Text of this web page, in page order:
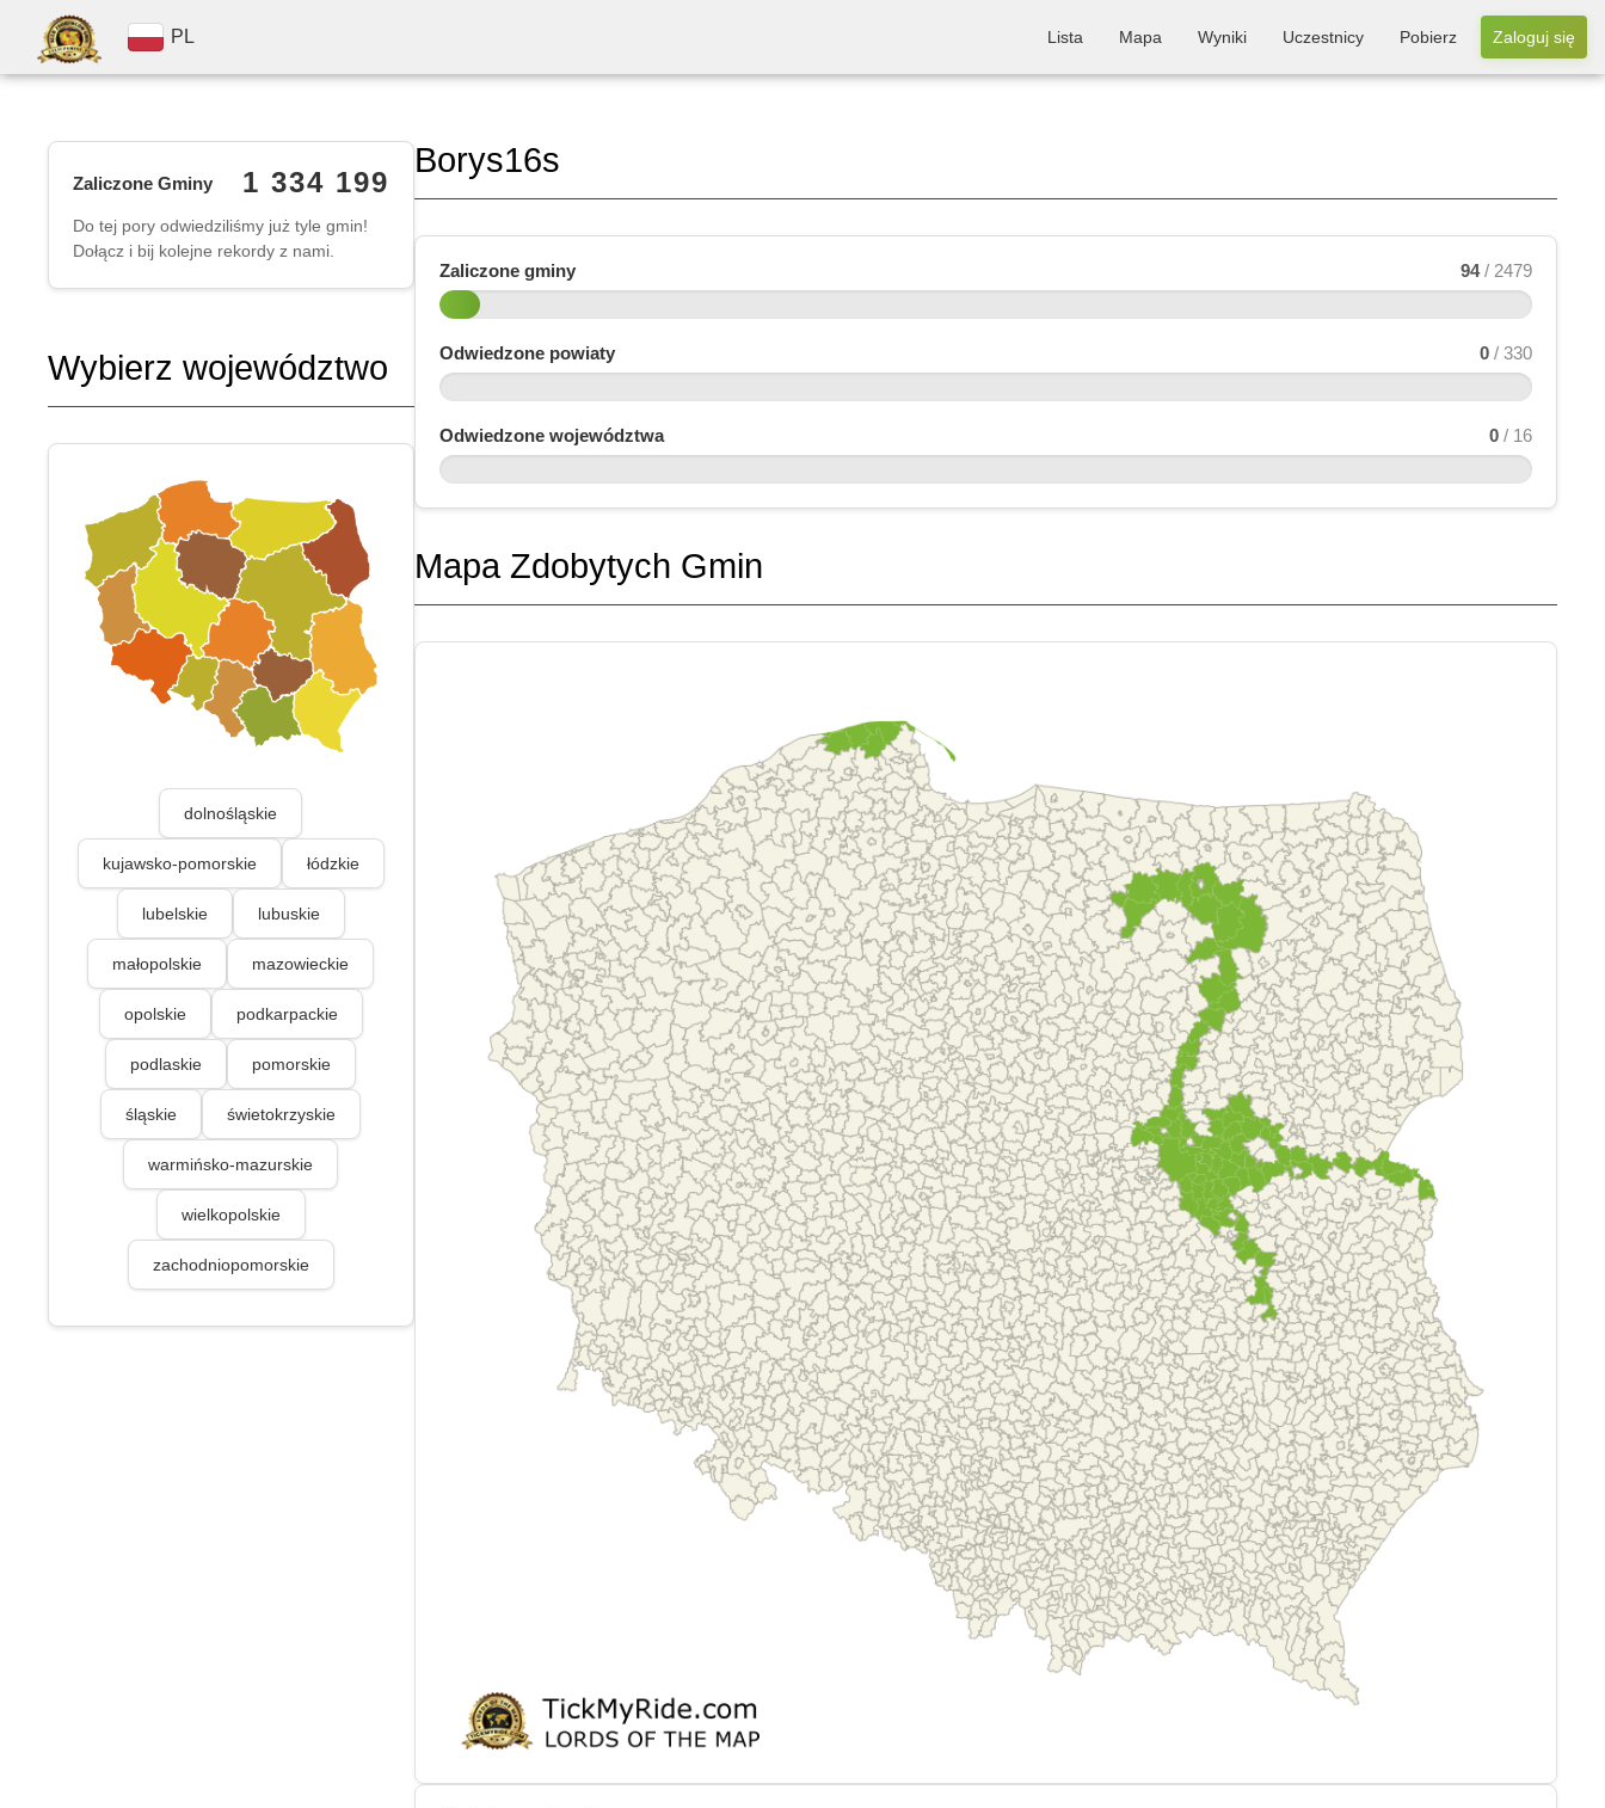
PL Lista Mapa Wyniki Uczestnicy Pobierz Zaloguj się
Zaliczone Gminy 1 334 199
Do tej pory odwiedziliśmy już tyle gmin!
Dołącz i bij kolejne rekordy z nami.
Wybierz województwo
dolnośląskie
kujawsko-pomorskie łódzkie
lubelskie lubuskie
małopolskie mazowieckie
opolskie podkarpackie
podlaskie pomorskie
śląskie świetokrzyskie
warmińsko-mazurskie
wielkopolskie
zachodniopomorskie
Borys16s
Zaliczone gminy 94 / 2479
Odwiedzone powiaty 0 / 330
Odwiedzone województwa 0 / 16
Mapa Zdobytych Gmin